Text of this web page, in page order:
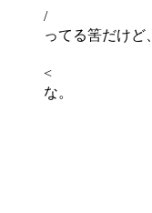
/ アリア
ってる筈だけど、
< それ
な。
` ー
,'
/ ｧ'´
/ _
|/´
{